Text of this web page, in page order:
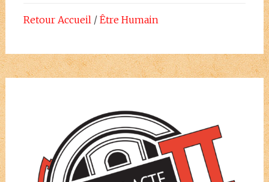
Retour Accueil/ Être Humain